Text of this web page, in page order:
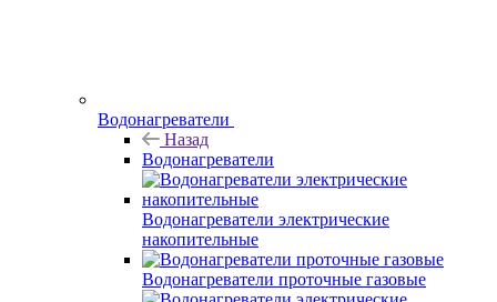
Водонагреватели
Назад
Водонагреватели
Водонагреватели электрические
накопительные
Водонагреватели проточные газовые